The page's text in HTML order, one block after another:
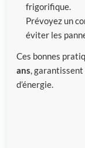
frigorifique.
Prévoyez un
éviter les
Ces bonnes
ans, garantissent
d’énergie.